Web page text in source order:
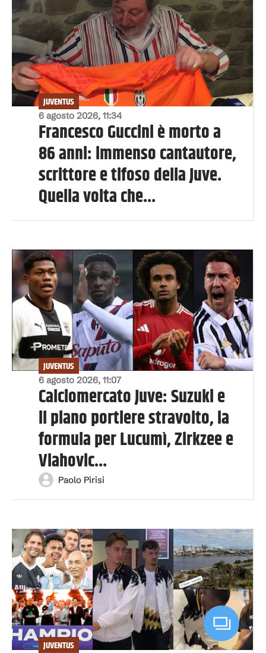
6 agosto 2026, 11:34
JUVENTUS
Francesco Guccini è morto a
86 anni: immenso cantautore,
scrittore e tifoso della Juve.
Quella volta che...
6 agosto 2026, 11:07
JUVENTUS
Calciomercato Juve: Suzuki e
il piano portiere stravolto, la
formula per Lucumì, Zirkzee e
Vlahovic...
Paolo Pirisi
JUVENTUS